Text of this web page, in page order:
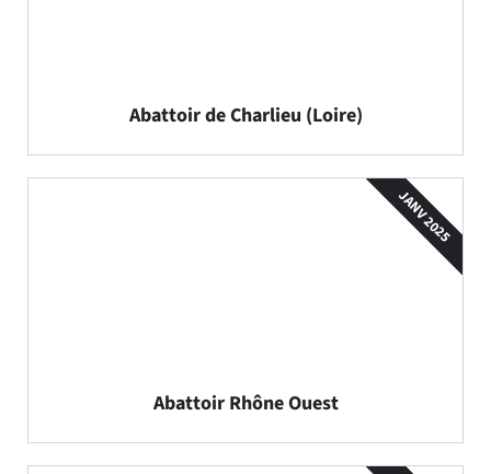
Abattoir de Charlieu (Loire)
Abattoir Rhône Ouest
JANV 2025